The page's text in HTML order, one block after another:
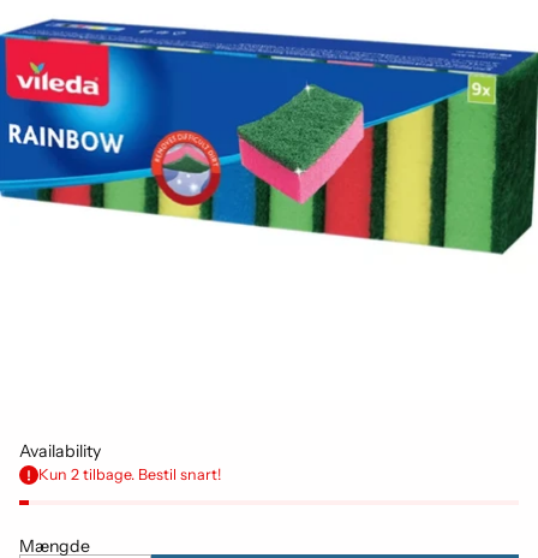
Availability
Kun 2 tilbage. Bestil snart!
Mængde